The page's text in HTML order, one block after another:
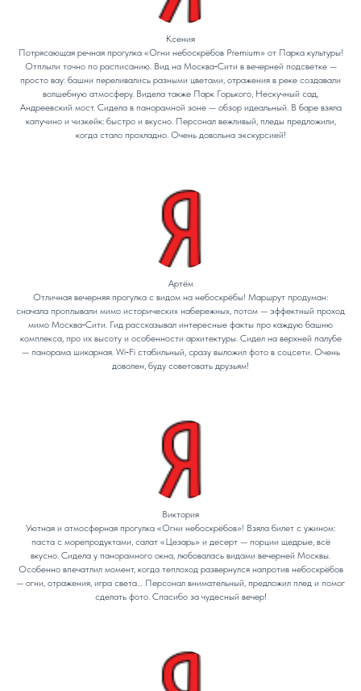
Ксения
Потрясающая речная прогулка «Огни небоскрёбов Premium» от Парка культуры!
Отплыли точно по расписанию. Вид на Москва‑Сити в вечерней подсветке —
просто вау: башни переливались разными цветами, отражения в реке создавали
волшебную атмосферу. Видела также Парк Горького, Нескучный сад,
Андреевский мост. Сидела в панорамной зоне — обзор идеальный. В баре взяла
капучино и чизкейк: быстро и вкусно. Персонал вежливый, пледы предложили,
когда стало прохладно. Очень довольна экскурсией!
Артём
Отличная вечерняя прогулка с видом на небоскрёбы! Маршрут продуман:
сначала проплывали мимо исторических набережных, потом — эффектный проход
мимо Москва‑Сити. Гид рассказывал интересные факты про каждую башню
комплекса, про их высоту и особенности архитектуры. Сидел на верхней палубе
— панорама шикарная. Wi‑Fi стабильный, сразу выложил фото в соцсети. Очень
доволен, буду советовать друзьям!
Виктория
Уютная и атмосферная прогулка «Огни небоскрёбов»! Взяла билет с ужином:
паста с морепродуктами, салат «Цезарь» и десерт — порции щедрые, всё
вкусно. Сидела у панорамного окна, любовалась видами вечерней Москвы.
Особенно впечатлил момент, когда теплоход развернулся напротив небоскрёбов
— огни, отражения, игра света… Персонал внимательный, предложил плед и помог
сделать фото. Спасибо за чудесный вечер!